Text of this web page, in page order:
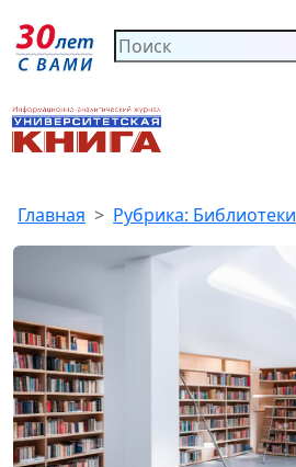
Главная Рубрика: Библиотеки